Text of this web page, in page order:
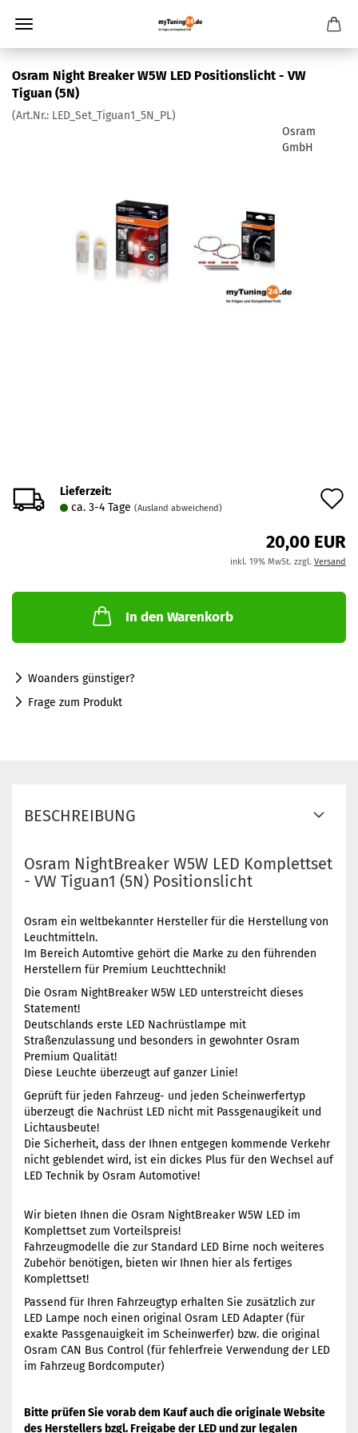
Osram Night Breaker W5W LED Positionslicht - VW
Tiguan (5N)
(Art.Nr.: LED_Set_Tiguan1_5N_PL)
Osram
GmbH
Lieferzeit:
ca. 3-4 Tage (Ausland abweichend)
20,00 EUR
inkl. 19% MwSt. zzgl. Versand
In den Warenkorb
Woanders günstiger?
Frage zum Produkt
BESCHREIBUNG
Osram NightBreaker W5W LED Komplettset
- VW Tiguan1 (5N) Positionslicht
Osram ein weltbekannter Hersteller für die Herstellung von
Leuchtmitteln.
Im Bereich Automtive gehört die Marke zu den führenden
Herstellern für Premium Leuchttechnik!
Die Osram NightBreaker W5W LED unterstreicht dieses
Statement!
Deutschlands erste LED Nachrüstlampe mit
Straßenzulassung und besonders in gewohnter Osram
Premium Qualität!
Diese Leuchte überzeugt auf ganzer Linie!
Geprüft für jeden Fahrzeug- und jeden Scheinwerfertyp
überzeugt die Nachrüst LED nicht mit Passgenaugikeit und
Lichtausbeute!
Die Sicherheit, dass der Ihnen entgegen kommende Verkehr
nicht geblendet wird, ist ein dickes Plus für den Wechsel auf
LED Technik by Osram Automotive!
Wir bieten Ihnen die Osram NightBreaker W5W LED im
Komplettset zum Vorteilspreis!
Fahrzeugmodelle die zur Standard LED Birne noch weiteres
Zubehör benötigen, bieten wir Ihnen hier als fertiges
Komplettset!
Passend für Ihren Fahrzeugtyp erhalten Sie zusätzlich zur
LED Lampe noch einen original Osram LED Adapter (für
exakte Passgenauigkeit im Scheinwerfer) bzw. die original
Osram CAN Bus Control (für fehlerfreie Verwendung der LED
im Fahrzeug Bordcomputer)
Bitte prüfen Sie vorab dem Kauf auch die originale Website
des Herstellers bzgl. Freigabe der LED und zur legalen